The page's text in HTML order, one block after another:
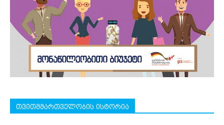
თვითმმართველობის ისტორია